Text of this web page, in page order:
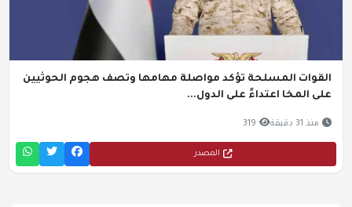
القوات المسلحة تؤكد مواصلة مهامها وتصف هجوم الحوثيين
على المخا اعتداءً على الدول...
منذ 31 دقيقة 319
المصدر